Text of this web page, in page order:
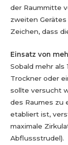
der Raummitte
zweiten
Zeichen, dass
Einsatz von
Sobald mehr als
Trockner oder
sollte versucht
des Raumes zu
etabliert ist,
maximale
Abflussstrudel).